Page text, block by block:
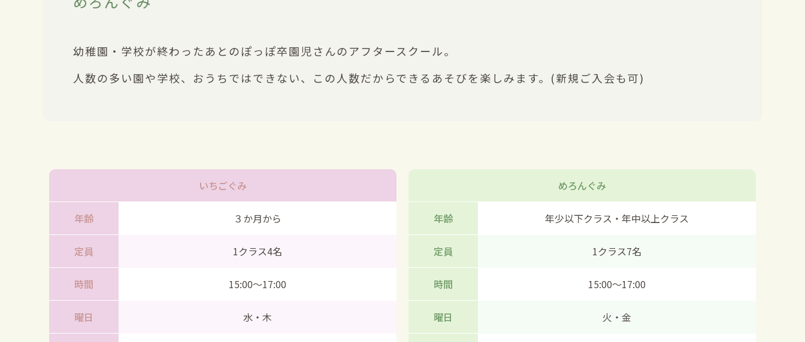
幼稚園・学校が終わったあとのぽっぽ卒園児さんのアフタースクール。
人数の多い園や学校、おうちではできない、この人数だからできるあそびを楽しみます。(新規ご入会も可)
いちごぐみ
年齢 ３か月から
定員 1クラス4名
時間 15:00〜17:00
曜日 水・木
めろんぐみ
年齢 年少以下クラス・年中以上クラス
定員 1クラス7名
時間 15:00〜17:00
曜日 火・金